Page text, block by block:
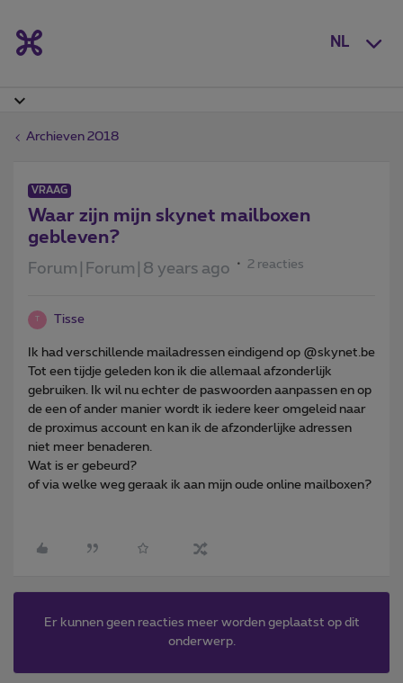
NL
Archieven 2018
VRAAG
Waar zijn mijn skynet mailboxen
gebleven?
Forum|Forum|8 years ago 2 reacties
Tisse
Ik had verschillende mailadressen eindigend op @skynet.be
Tot een tijdje geleden kon ik die allemaal afzonderlijk
gebruiken. Ik wil nu echter de paswoorden aanpassen en op
de een of ander manier wordt ik iedere keer omgeleid naar
de proximus account en kan ik de afzonderlijke adressen
niet meer benaderen.
Wat is er gebeurd?
of via welke weg geraak ik aan mijn oude online mailboxen?
Er kunnen geen reacties meer worden geplaatst op dit
onderwerp.